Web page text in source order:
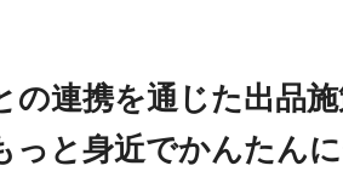
の連携を通じた出品
っと身近でかんたん